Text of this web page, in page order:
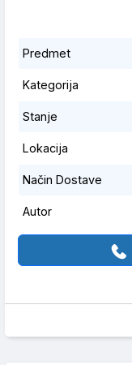
Predmet
Kategorija
Stanje
Lokacija
Način Dostave
Autor